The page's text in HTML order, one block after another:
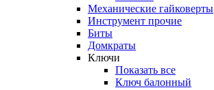
Механические гайковерты
Инструмент прочиe
Биты
Домкраты
Ключи
Показать все
Ключ балонный